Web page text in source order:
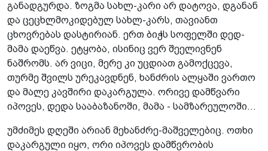
განადგურდა. ზოგმა სახლ-კარი არ დატოვა, დგანან
და ცეცხლმოკიდებულ სახლ-კარს, თავიანთ
ცხოვრებას დასტირიან. ერთ ბიჭს სოფელში დედ-
მამა დაეწვა. ეტყობა, ისინიც ვერ შეელივნენ
ნაშრომს. არ ვიცი, მერე კი უცდიათ გამოქცევა,
თურმე შვილს ურეკავდნენ, ხანძრის ალყაში ვართო
და მალე კავშირი დაკარგულა. ორივე დამწვარი
იპოვეს, დედა სააბაზანოში, მამა - სამზარეულოში...
უმძიმეს დღეში არიან მეხანძრე-მაშველებიც. ოთხი
დაკარგული იყო, ორი იპოვეს დამწვრობის